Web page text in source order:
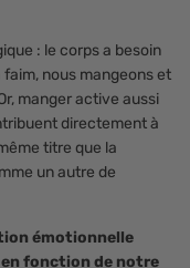
: le corps a besoin
nous mangeons et
manger active aussi
directement à
titre que la
un autre de
émotionnelle
en fonction de notre